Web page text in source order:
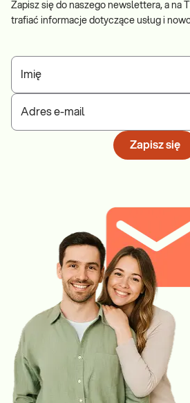
Zapisz się do naszego newslettera, a na
trafiać informacje dotyczące usług i
Imię
Adres e-mail
Zapisz się